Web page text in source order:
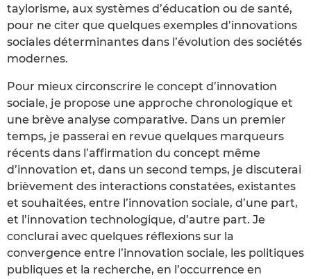
taylorisme, aux systèmes d’éducation ou de santé,
pour ne citer que quelques exemples d’innovations
sociales déterminantes dans l’évolution des sociétés
modernes.
Pour mieux circonscrire le concept d’innovation
sociale, je propose une approche chronologique et
une brève analyse comparative. Dans un premier
temps, je passerai en revue quelques marqueurs
récents dans l’affirmation du concept même
d’innovation et, dans un second temps, je discuterai
brièvement des interactions constatées, existantes
et souhaitées, entre l’innovation sociale, d’une part,
et l’innovation technologique, d’autre part. Je
conclurai avec quelques réflexions sur la
convergence entre l’innovation sociale, les politiques
publiques et la recherche, en l’occurrence en